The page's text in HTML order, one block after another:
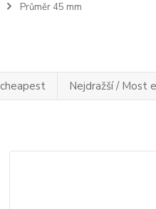
Průměr 45 mm
Nejdražší / Most